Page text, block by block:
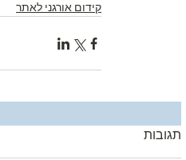
קידום אורגני לאתר
תגובות